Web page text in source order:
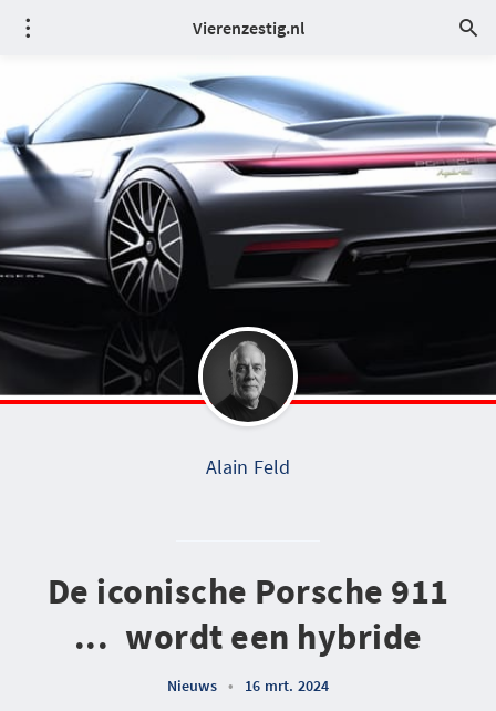
Vierenzestig.nl
Alain Feld
De iconische Porsche 911
... wordt een hybride
Nieuws • 16 mrt. 2024